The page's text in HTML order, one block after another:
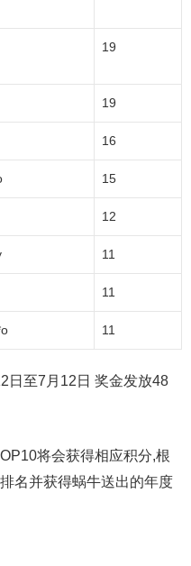
19
19
16
15
12
11
11
11
日至7月12日 奖金发放48
将会获得相应积分,根
名并获得蜗牛送出的年度